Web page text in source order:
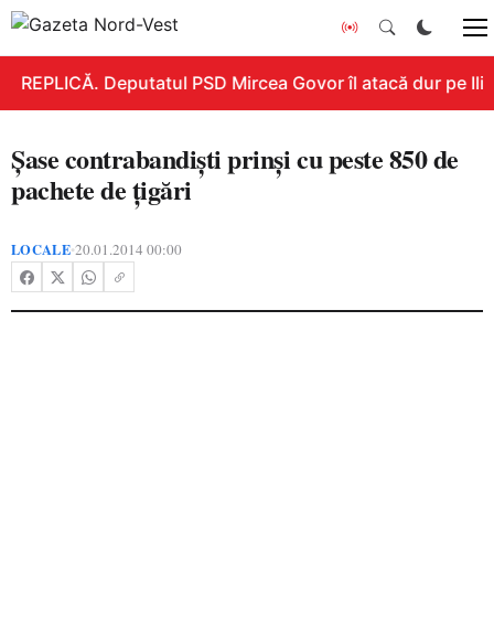
REPLICĂ. Deputatul PSD Mircea Govor îl atacă dur pe
Şase contrabandişti prinşi cu peste 850 de
pachete de ţigări
LOCALE•20.01.2014 00:00